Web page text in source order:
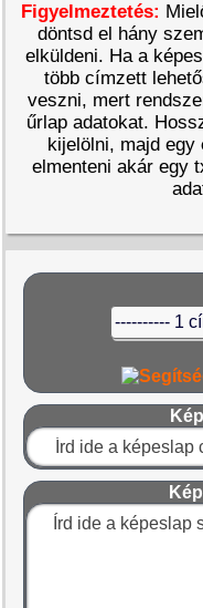
Figyelmeztetés:
döntsd el hány
elküldeni. Ha a
több címzett
veszni, mert
űrlap adatokat.
kijelölni, majd egy
elmenteni akár egy